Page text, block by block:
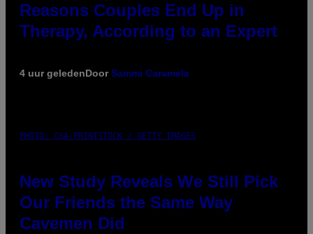
Reasons Couples End Up in
Therapy, According to an Expert
4 uur geledenDoorSammi Caramela
PHOTO: CSA-PRINTSTOCK / GETTY IMAGES
New Study Reveals We Still Pick
Our Friends the Same Way
Cavemen Did